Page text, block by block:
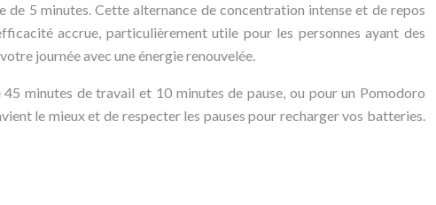
5 minutes. Cette alternance de concentration intense et de repos
accrue, particulièrement utile pour les personnes ayant des
journée avec une énergie renouvelée.
minutes de travail et 10 minutes de pause, ou pour un Pomodoro
le mieux et de respecter les pauses pour recharger vos batteries.